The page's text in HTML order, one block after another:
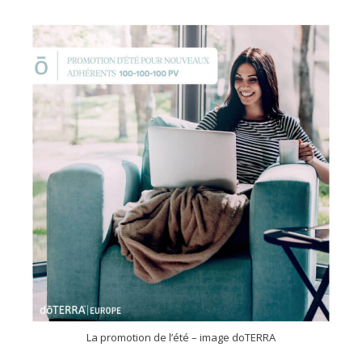
La promotion de l’été – image doTERRA